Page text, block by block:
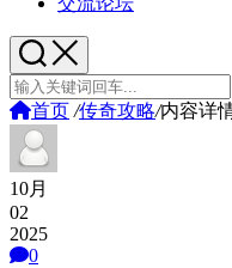
首页 /传奇攻略/内容详
10月
02
2025
0